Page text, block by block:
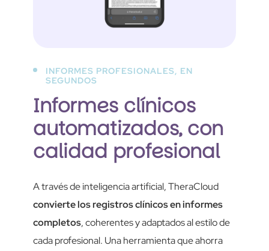
INFORMES PROFESIONALES, EN
SEGUNDOS
Informes clínicos
automatizados, con
calidad profesional
A través de inteligencia artificial, TheraCloud
convierte los registros clínicos en informes
completos, coherentes y adaptados al estilo de
cada profesional. Una herramienta que ahorra